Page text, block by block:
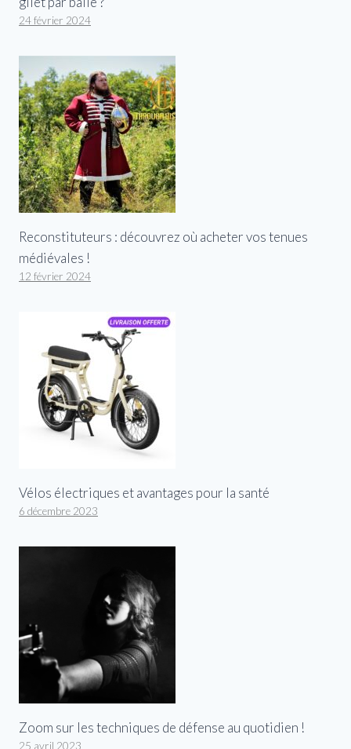
24 février 2024
Reconstituteurs : découvrez où acheter vos tenues
médiévales !
12 février 2024
Vélos électriques et avantages pour la santé
6 décembre 2023
Zoom sur les techniques de défense au quotidien !
25 avril 2023